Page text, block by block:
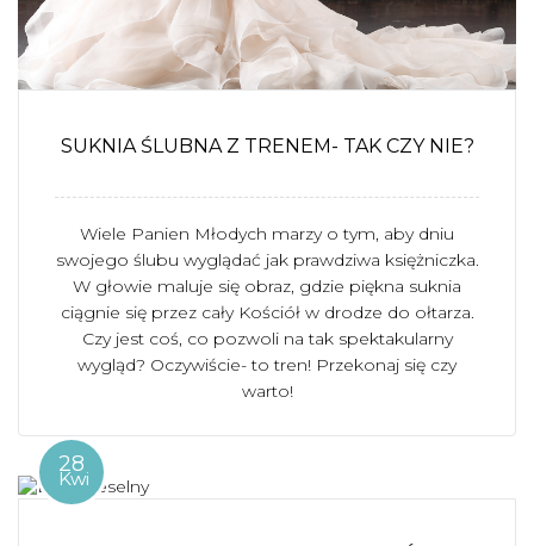
SUKNIA ŚLUBNA Z TRENEM- TAK CZY NIE?
Wiele Panien Młodych marzy o tym, aby dniu
swojego ślubu wyglądać jak prawdziwa księżniczka.
W głowie maluje się obraz, gdzie piękna suknia
ciągnie się przez cały Kościół w drodze do ołtarza.
Czy jest coś, co pozwoli na tak spektakularny
wygląd? Oczywiście- to tren! Przekonaj się czy
warto!
28
Kwi